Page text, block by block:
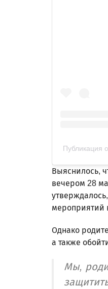
Выяснилось,
вечером 28
мероприятий
Однако
а также
Мы,